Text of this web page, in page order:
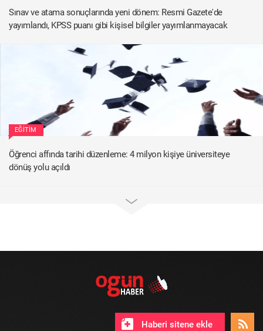
Sınav ve atama sonuçlarında yeni dönem: Resmi Gazete'de
yayımlandı, KPSS puanı gibi kişisel bilgiler yayımlanmayacak
EĞITIM
Öğrenci affında tarihi düzenleme: 4 milyon kişiye üniversiteye
dönüş yolu açıldı
Haberi sitene ekle